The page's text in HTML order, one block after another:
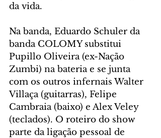
da vida.
Na banda, Eduardo Schuler da
banda COLOMY substitui
Pupillo Oliveira (ex-Nação
Zumbi) na bateria e se junta
com os outros infernais Walter
Villaça (guitarras), Felipe
Cambraia (baixo) e Alex Veley
(teclados). O roteiro do show
parte da ligação pessoal de